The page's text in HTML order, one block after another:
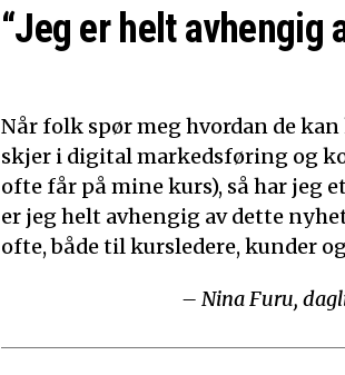
“Jeg er helt avhengig
Når folk spør meg hvordan de
skjer i digital markedsføring og
ofte får på mine kurs), så har jeg
er jeg helt avhengig av dette
ofte, både til kursledere, kunder
– Nina Furu,